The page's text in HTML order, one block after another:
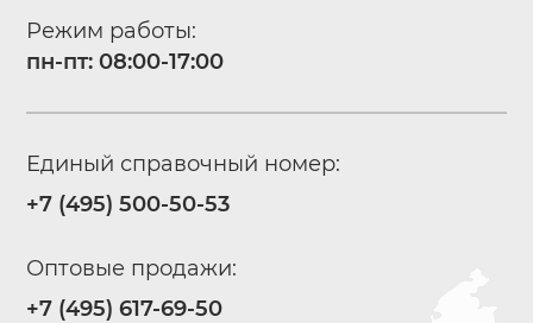
Режим работы:
пн-пт: 08:00-17:00
Единый справочный номер:
+7 (495) 500-50-53
Оптовые продажи:
+7 (495) 617-69-50